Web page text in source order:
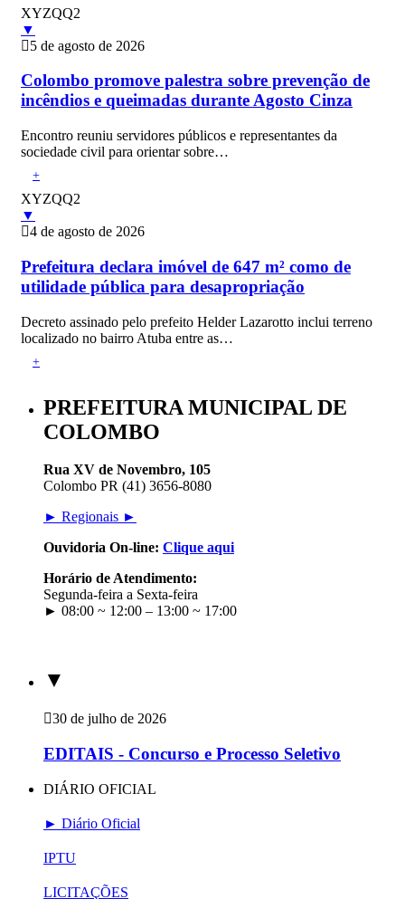
XYZQQ2
▼
5 de agosto de 2026
Colombo promove palestra sobre prevenção de
incêndios e queimadas durante Agosto Cinza
Encontro reuniu servidores públicos e representantes da
sociedade civil para orientar sobre…
+
XYZQQ2
▼
4 de agosto de 2026
Prefeitura declara imóvel de 647 m² como de
utilidade pública para desapropriação
Decreto assinado pelo prefeito Helder Lazarotto inclui terreno
localizado no bairro Atuba entre as…
+
PREFEITURA MUNICIPAL DE
COLOMBO
Rua XV de Novembro, 105
Colombo PR (41) 3656-8080
► Regionais ►
Ouvidoria On-line: Clique aqui
Horário de Atendimento:
Segunda-feira a Sexta-feira
► 08:00 ~ 12:00 – 13:00 ~ 17:00
▼
30 de julho de 2026
EDITAIS - Concurso e Processo Seletivo
DIÁRIO OFICIAL
► Diário Oficial
IPTU
LICITAÇÕES